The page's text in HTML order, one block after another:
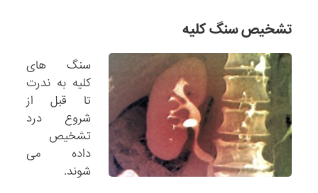
تشخیص سنگ کلیه
سنگ های
کلیه به ندرت
تا قبل از
شروع درد
تشخیص
داده می
شوند.